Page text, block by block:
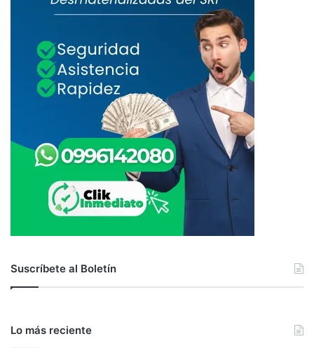
Suscríbete al Boletín
Lo más reciente